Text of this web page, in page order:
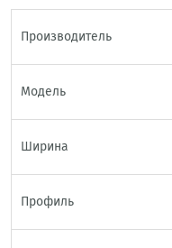
Производитель
Модель
Ширина
Профиль